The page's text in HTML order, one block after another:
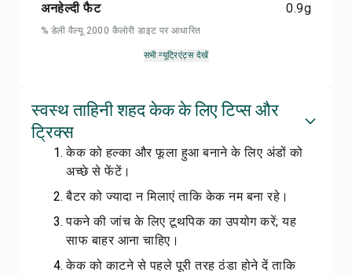
अनहेल्दी फैट
0.9g
% डेली वैल्यू 2000 कैलोरी डाइट पर आधारित
सभी न्यूट्रिएंट्स देखें
स्वस्थ ताहिनी शहद केक के लिए टिप्स और
ट्रिक्स
केक को हल्का और फूला हुआ बनाने के लिए अंडों को
अच्छे से फेंटें।
बैटर को ज्यादा न मिलाएं ताकि केक नम बना रहे।
पकने की जांच के लिए टूथपिक का उपयोग करें; यह
साफ बाहर आना चाहिए।
केक को काटने से पहले पूरी तरह ठंडा होने दें ताकि